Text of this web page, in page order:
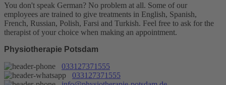
You don't speak German? No problem at all. Some of our
employees are trained to give treatments in English, Spanish,
French, Russian, Polish, Farsi and Turkish. Feel free to ask for the
therapist of your choice when making an appointment.
Physiotherapie Potsdam
033127371555
033127371555